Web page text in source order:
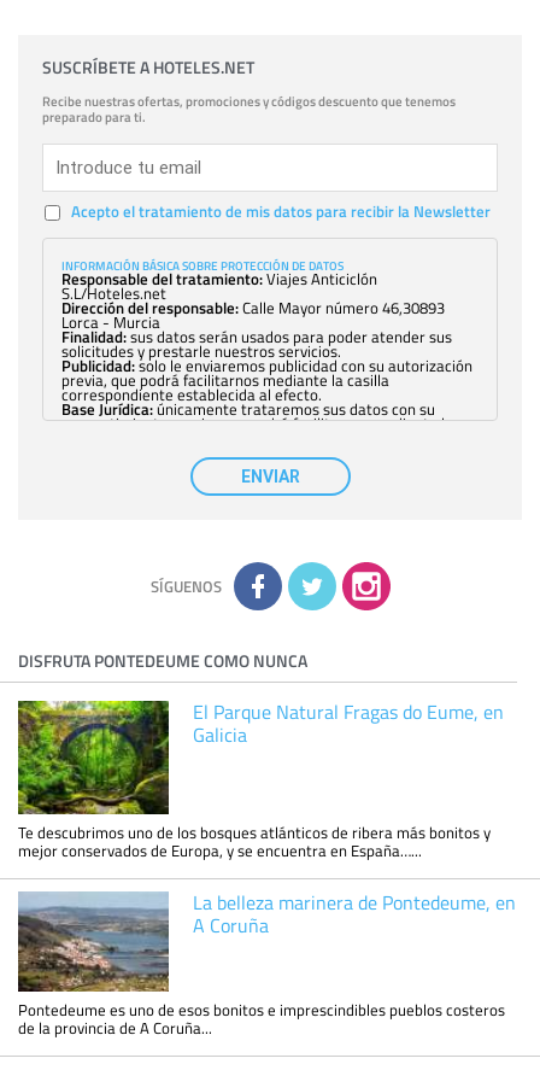
SUSCRÍBETE A HOTELES.NET
Recibe nuestras ofertas, promociones y códigos descuento que tenemos
preparado para ti.
Acepto el tratamiento de mis datos para recibir la Newsletter
INFORMACIÓN BÁSICA SOBRE PROTECCIÓN DE DATOS
Responsable del tratamiento:Viajes Anticiclón
S.L/Hoteles.net
Dirección del responsable:Calle Mayor número 46,30893
Lorca - Murcia
Finalidad:sus datos serán usados para poder atender sus
solicitudes y prestarle nuestros servicios.
Publicidad:solo le enviaremos publicidad con su autorización
previa, que podrá facilitarnos mediante la casilla
correspondiente establecida al efecto.
Base Jurídica:únicamente trataremos sus datos con su
consentimiento previo, que podrá facilitarnos mediante la
con carácter general, sólo el personal de
nuestra entidad que esté debidamente autorizado podrá
tener conocimiento de la información que le pedimos. No se
comunicarán datos a terceros.
adicional y detallada sobre cómo tratamos sus datos en la
política de privacidad
ENVIAR
SÍGUENOS
DISFRUTA PONTEDEUME COMO NUNCA
El Parque Natural Fragas do Eume, en
Galicia
Te descubrimos uno de los bosques atlánticos de ribera más bonitos y
mejor conservados de Europa, y se encuentra en España…...
La belleza marinera de Pontedeume, en
A Coruña
Pontedeume es uno de esos bonitos e imprescindibles pueblos costeros
de la provincia de A Coruña...